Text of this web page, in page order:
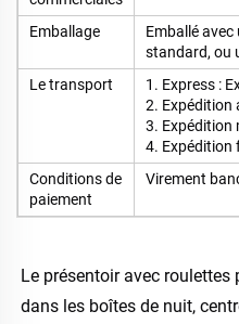
Emballage
Emballé
standard, ou
Le transport
1. Express :
2. Expédition
3. Expédition
4. Expédition
Conditions de
paiement
Virement
Le présentoir avec roulettes
dans les boîtes de nuit,